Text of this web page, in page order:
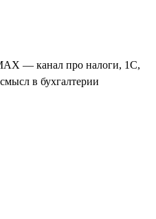
— канал про налоги, 1С,
в бухгалтерии